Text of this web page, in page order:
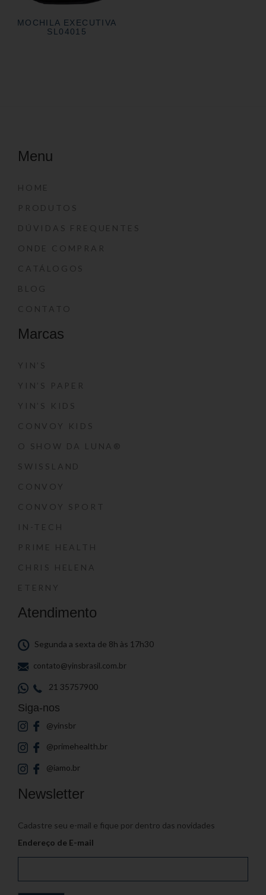
MOCHILA EXECUTIVA
SL04015
Menu
HOME
PRODUTOS
DÚVIDAS FREQUENTES
ONDE COMPRAR
CATÁLOGOS
BLOG
CONTATO
Marcas
YIN’S
YIN’S PAPER
YIN’S KIDS
CONVOY KIDS
O SHOW DA LUNA®
SWISSLAND
CONVOY
CONVOY SPORT
IN-TECH
PRIME HEALTH
CHRIS HELENA
ETERNY
Atendimento
Segunda a sexta de 8h às 17h30
contato@yinsbrasil.com.br
21 35757900
Siga-nos
@yinsbr
@primehealth.br
@iamo.br
Newsletter
Cadastre seu e-mail e fique por dentro das novidades
Endereço de E-mail